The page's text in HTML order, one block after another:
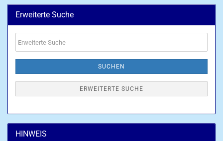
Erweiterte Suche
Suche
SUCHEN
ERWEITERTE SUCHE
HINWEIS